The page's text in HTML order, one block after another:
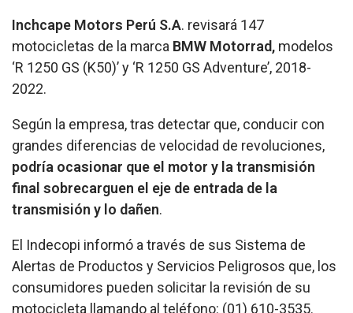
Inchcape Motors Perú S.A. revisará 147
motocicletas de la marca BMW Motorrad, modelos
‘R 1250 GS (K50)’ y ‘R 1250 GS Adventure’, 2018-
2022.
Según la empresa, tras detectar que, conducir con
grandes diferencias de velocidad de revoluciones,
podría ocasionar que el motor y la transmisión
final sobrecarguen el eje de entrada de la
transmisión y lo dañen.
El Indecopi informó a través de sus Sistema de
Alertas de Productos y Servicios Peligrosos que, los
consumidores pueden solicitar la revisión de su
motocicleta llamando al teléfono: (01) 610-3535.